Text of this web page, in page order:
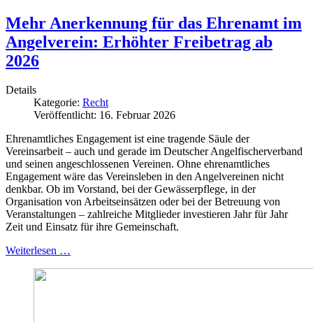
Mehr Anerkennung für das Ehrenamt im
Angelverein: Erhöhter Freibetrag ab
2026
Details
Kategorie: Recht
Veröffentlicht: 16. Februar 2026
Ehrenamtliches Engagement ist eine tragende Säule der
Vereinsarbeit – auch und gerade im Deutscher Angelfischerverband
und seinen angeschlossenen Vereinen. Ohne ehrenamtliches
Engagement wäre das Vereinsleben in den Angelvereinen nicht
denkbar. Ob im Vorstand, bei der Gewässerpflege, in der
Organisation von Arbeitseinsätzen oder bei der Betreuung von
Veranstaltungen – zahlreiche Mitglieder investieren Jahr für Jahr
Zeit und Einsatz für ihre Gemeinschaft.
Weiterlesen …